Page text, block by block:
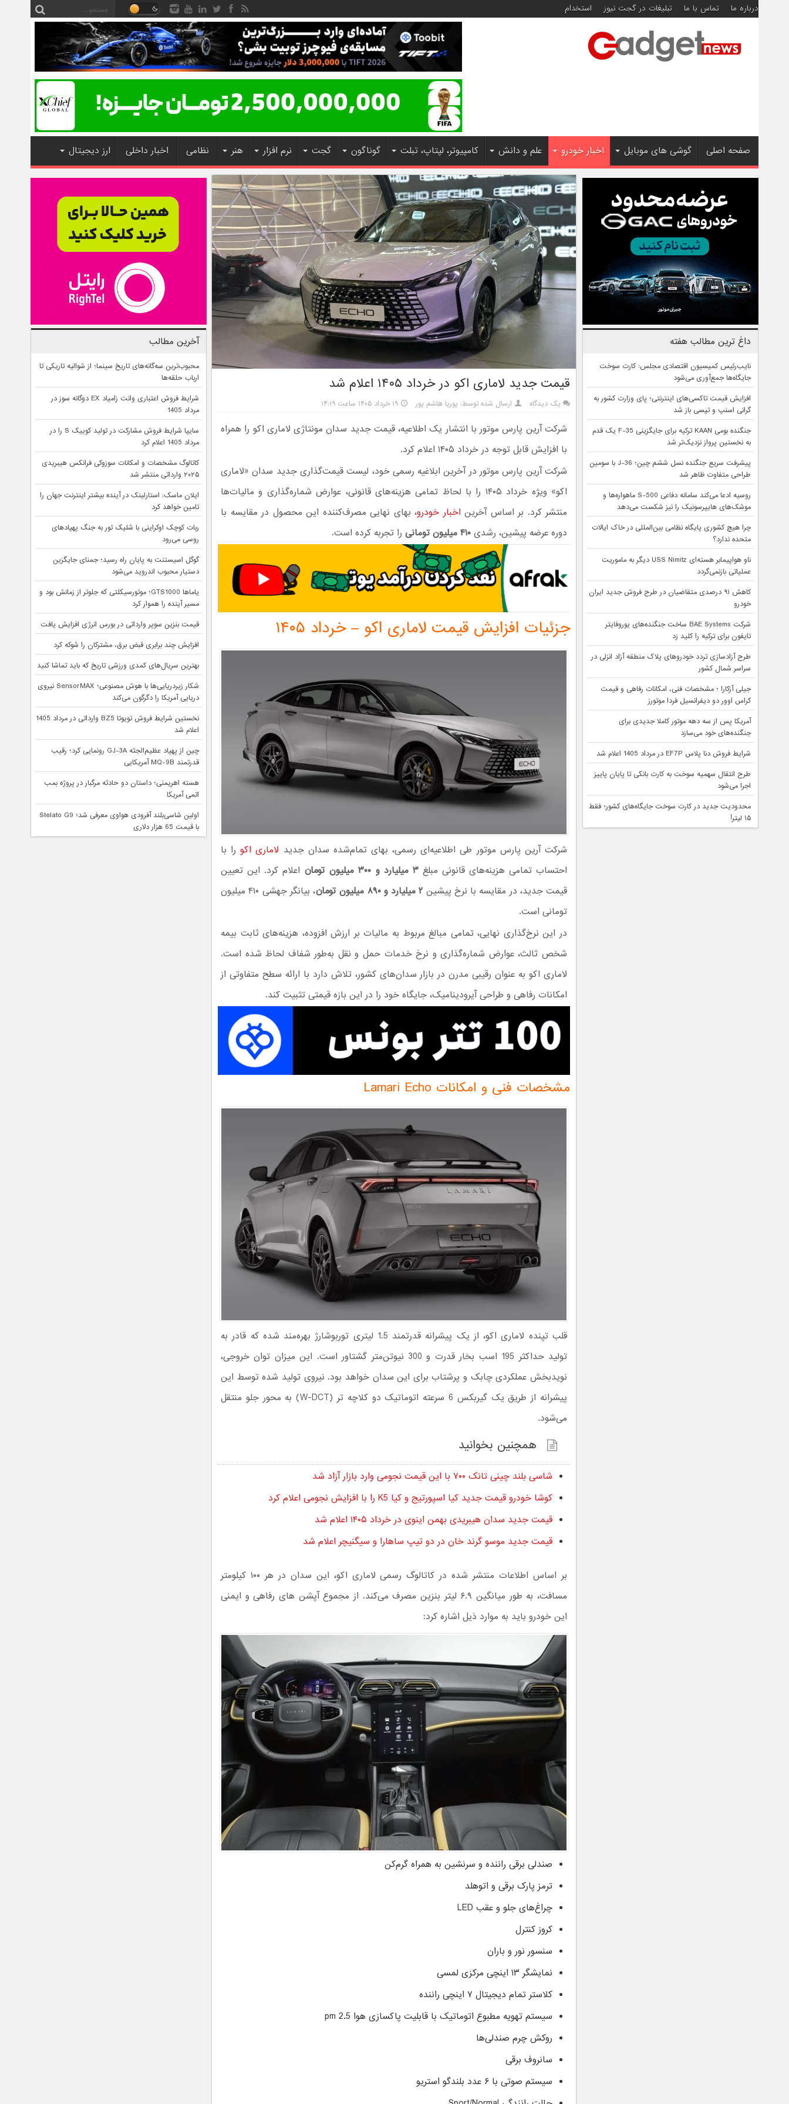
درباره ما تماس با ما تبلیغات در گجت نیوز استخدام
صفحه اصلی گوشی های موبایل اخبار خودرو علم و دانش کامپیوتر، لپتاپ، تبلت گوناگون گجت نرم افزار هنر نظامی اخبار داخلی ارز دیجیتال
قیمت جدید لاماری اکو در خرداد ۱۴۰۵ اعلام شد
یک دیدگاه ارسال شده توسط: پوریا هاشم پور ۱۹ خرداد ۱۴۰۵ ساعت ۱۴:۱۹
شرکت آرین پارس موتور با انتشار یک اطلاعیه، قیمت جدید سدان مونتاژی لاماری اکو را همراه
با افزایش قابل توجه در خرداد ۱۴۰۵ اعلام کرد.
شرکت آرین پارس موتور در آخرین ابلاغیه رسمی خود، لیست قیمت‌گذاری جدید سدان «لاماری
اکو» ویژه خرداد ۱۴۰۵ را با لحاظ تمامی هزینه‌های قانونی، عوارض شماره‌گذاری و مالیات‌ها
منتشر کرد. بر اساس آخرین اخبار خودرو، بهای نهایی مصرف‌کننده این محصول در مقایسه با
دوره عرضه پیشین، رشدی ۴۱۰ میلیون تومانی را تجربه کرده است.
جزئیات افزایش قیمت لاماری اکو – خرداد ۱۴۰۵
شرکت آرین پارس موتور طی اطلاعیه‌ای رسمی، بهای تمام‌شده سدان جدید لاماری اکورا با
احتساب تمامی هزینه‌های قانونی مبلغ۳ میلیارد و ۳۰۰ میلیون تومان
اعلام کرد. این تعیین
قیمت جدید، در مقایسه با نرخ پیشین
، بیانگر جهشی ۴۱۰ میلیون
تومانی است.
در این نرخ‌گذاری نهایی، تمامی مبالغ مربوط به مالیات بر ارزش افزوده، هزینه‌های ثابت بیمه
شخص ثالث، عوارض شماره‌گذاری و نرخ خدمات حمل و نقل به‌طور شفاف لحاظ شده است.
لاماری اکو به عنوان رقیبی مدرن در بازار سدان‌های کشور، تلاش دارد با ارائه سطح متفاوتی از
امکانات رفاهی و طراحی آیرودینامیک، جایگاه خود را در این بازه قیمتی تثبیت کند.
مشخصات فنی و امکانات Lamari Echo
قلب تپنده لاماری اکو، از یک پیشرانه قدرتمند 1.5 لیتری توربوشارژ بهره‌مند شده که قادر به
تولید حداکثر 195 اسب بخار قدرت و 300 نیوتن‌متر گشتاور است. این میزان توان خروجی،
نویدبخش عملکردی چابک و پرشتاب برای این سدان خواهد بود. نیروی تولید شده توسط این
پیشرانه از طریق یک گیربکس 6 سرعته اتوماتیک دو کلاچه تر (W-DCT) به محور جلو منتقل
می‌شود.
همچنین بخوانید
شاسی بلند چینی تانک ۷۰۰ با این قیمت نجومی وارد بازار آزاد شد
کوشا خودرو قیمت جدید کیا اسپورتیج و کیا K5 را با افزایش نجومی اعلام کرد
قیمت جدید سدان هیبریدی بهمن اینوی در خرداد ۱۴۰۵ اعلام شد
قیمت جدید موسو گرند خان در دو تیپ ساهارا و سیگنیچر اعلام شد
بر اساس اطلاعات منتشر شده در کاتالوگ رسمی لاماری اکو، این سدان در هر ۱۰۰ کیلومتر
مسافت، به طور میانگین ۶.۹ لیتر بنزین مصرف می‌کند. از مجموع آپشن های رفاهی و ایمنی
این خودرو باید به موارد ذیل اشاره کرد:
صندلی برقی راننده و سرنشین به همراه گرم‌کن
ترمز پارک برقی و اتوهلد
چراغ‌های جلو و عقب LED
کروز کنترل
سنسور نور و باران
نمایشگر ۱۳ اینچی مرکزی لمسی
کلاستر تمام دیجیتال ۷ اینچی راننده
سیستم تهویه مطبوع اتوماتیک با قابلیت پاکسازی هوا pm 2.5
روکش چرم صندلی‌ها
سانروف برقی
سیستم صوتی با ۶ عدد بلندگو استریو
داغ ترین مطالب هفته
نایب‌رئیس کمیسیون اقتصادی مجلس: کارت سوخت
جایگاه‌ها جمع‌آوری می‌شود
افزایش قیمت تاکسی‌های اینترنتی؛ پای وزارت کشور به
گرانی اسنپ و تپسی باز شد
جنگنده بومی KAAN ترکیه برای جایگزینی F-35 یک قدم
به نخستین پرواز نزدیک‌تر شد
پیشرفت سریع جنگنده نسل ششم چین؛ J-36 با سومین
طراحی متفاوت ظاهر شد
روسیه ادعا می‌کند سامانه دفاعی S-500 ماهواره‌ها و
موشک‌های هایپرسونیک را نیز شکست می‌دهد
چرا هیچ کشوری پایگاه نظامی بین‌المللی در خاک ایالات
متحده ندارد؟
ناو هواپیمابر هسته‌ای USS Nimitz دیگر به ماموریت
عملیاتی بازنمی‌گردد
کاهش ۹۱ درصدی متقاضیان در طرح فروش جدید ایران
خودرو
شرکت BAE Systems ساخت جنگنده‌های یوروفایتر
تایفون برای ترکیه را کلید زد
طرح آزادسازی تردد خودروهای پلاک منطقه آزاد انزلی در
سراسر شمال کشور
جیلی آزکارا ؛ مشخصات فنی، امکانات رفاهی و قیمت
کراس اوور دو دیفرانسیل فردا موتورز
آمریکا پس از سه دهه موتور کاملا جدیدی برای
جنگنده‌های خود می‌سازد
شرایط فروش دنا پلاس EF7P در مرداد 1405 اعلام شد
طرح انتقال سهمیه سوخت به کارت بانکی تا پایان پاییز
اجرا می‌شود
محدودیت جدید در کارت سوخت جایگاه‌های کشور؛ فقط
۱۵ لیتر!
آخرین مطالب
محبوب‌ترین سه‌گانه‌های تاریخ سینما؛ از شوالیه تاریکی تا
ارباب حلقه‌ها
شرایط فروش اعتباری وانت زامیاد EX دوگانه سوز در
مرداد 1405
سایپا شرایط فروش مشارکت در تولید کوییک S را در
مرداد 1405 اعلام کرد
کاتالوگ مشخصات و امکانات سوزوکی فرانکس هیبریدی
۲۰۲۵ وارداتی منتشر شد
ایلان ماسک: استارلینک در آینده بیشتر اینترنت جهان را
تامین خواهد کرد
ربات کوچک اوکراینی با شلیک تور به جنگ پهپادهای
روسی می‌رود
گوگل اسیستنت به پایان راه رسید؛ جمنای جایگزین
دستیار محبوب اندروید می‌شود
یاماها GTS1000؛ موتورسیکلتی که جلوتر از زمانش بود و
مسیر آینده را هموار کرد
قیمت بنزین سوپر وارداتی در بورس انرژی افزایش یافت
افزایش چند برابری قبض برق، مشترکان را شوکه کرد
بهترین سریال‌های کمدی ورزشی تاریخ که باید تماشا کنید
شکار زیردریایی‌ها با هوش مصنوعی؛ SensorMAX نیروی
دریایی آمریکا را دگرگون می‌کند
نخستین شرایط فروش تویوتا BZ5 وارداتی در مرداد 1405
اعلام شد
چین از پهپاد عظیم‌الجثه GJ-3A رونمایی کرد؛ رقیب
قدرتمند MQ-9B آمریکایی
هسته اهریمنی؛ داستان دو حادثه مرگبار در پروژه بمب
اتمی آمریکا
اولین شاسی‌بلند آفرودی هواوی معرفی شد؛ Stelato G9
با قیمت 65 هزار دلاری